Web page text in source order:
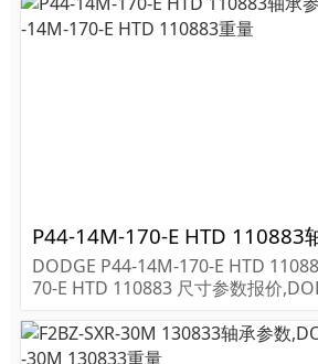
DODGE P44-14M-170-E HTD
70-E HTD 110883 尺寸参数报价
0-...